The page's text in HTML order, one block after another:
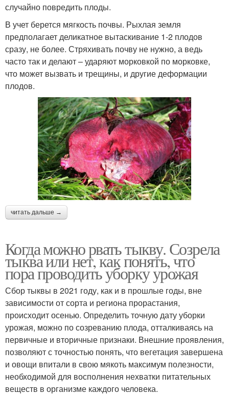
случайно повредить плоды.
В учет берется мягкость почвы. Рыхлая земля
предполагает деликатное вытаскивание 1-2 плодов
сразу, не более. Стряхивать почву не нужно, а ведь
часто так и делают – ударяют морковкой по морковке,
что может вызвать и трещины, и другие деформации
плодов.
читать дальше →
Когда можно рвать тыкву. Созрела
тыква или нет, как понять, что
пора проводить уборку урожая
Сбор тыквы в 2021 году, как и в прошлые годы, вне
зависимости от сорта и региона прорастания,
происходит осенью. Определить точную дату уборки
урожая, можно по созреванию плода, отталкиваясь на
первичные и вторичные признаки. Внешние проявления,
позволяют с точностью понять, что вегетация завершена
и овощи впитали в свою мякоть максимум полезности,
необходимой для восполнения нехватки питательных
веществ в организме каждого человека.